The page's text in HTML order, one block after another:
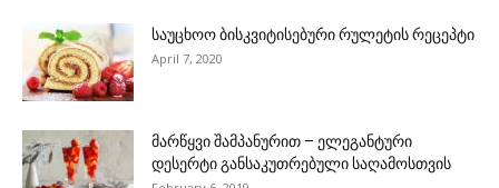
საუცხოო ბისკვიტისებური რულეტის რეცეპტი
April 7, 2020
მარწყვი შამპანურით – ელეგანტური
დესერტი განსაკუთრებული საღამოსთვის